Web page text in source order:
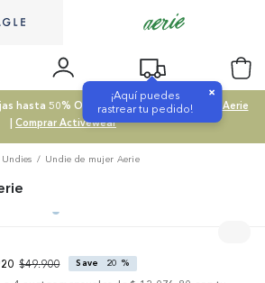
¡Aquí puedes
rastrear tu pedido!
×
hasta 50% OFF |Comprar SALE|Comprar Aerie
| Comprar Activewear
Undie de mujer Aerie
$49.900 Save 20 %